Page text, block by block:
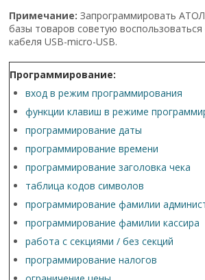
Примечание: Запрограммировать
базы товаров советую воспользоваться
кабеля USB-micro-USB.
Программирование:
вход в режим программирования
функции клавиш в режиме
программирование даты
программирование времени
программирование заголовка чека
таблица кодов символов
программирование фамилии
программирование фамилии кассира
работа с секциями / без секций
программирование налогов